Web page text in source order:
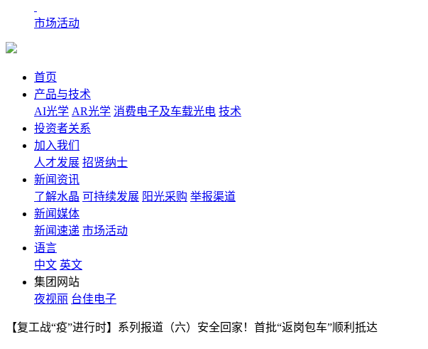
市场活动
首页
产品与技术
AI光学 AR光学 消费电子及车载光电 技术
投资者关系
加入我们
人才发展 招贤纳士
新闻资讯
了解水晶 可持续发展 阳光采购 举报渠道
新闻媒体
新闻速递 市场活动
语言
中文 英文
集团网站
夜视丽 台佳电子
【复工战“疫”进行时】系列报道（六）安全回家！首批“返岗包车”顺利抵达